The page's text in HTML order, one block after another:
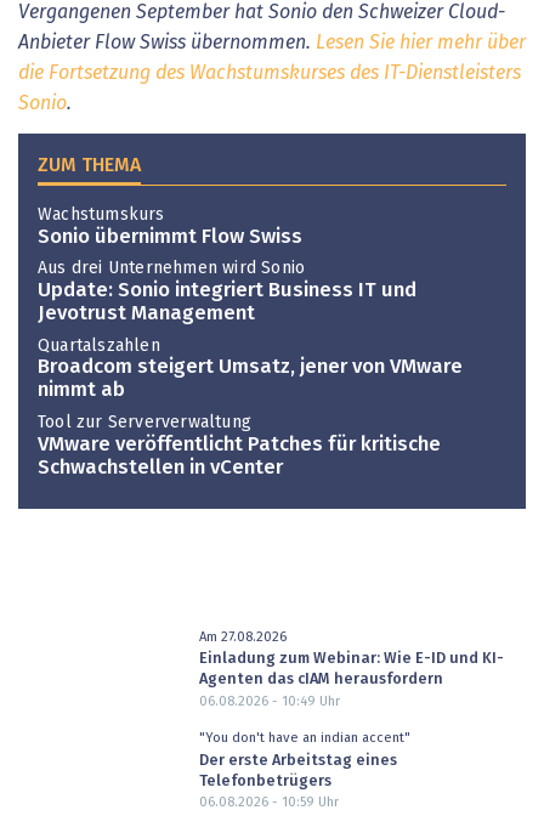
Vergangenen September hat Sonio den Schweizer Cloud-
Anbieter Flow Swiss übernommen. Lesen Sie hier mehr über
die Fortsetzung des Wachstumskurses des IT-Dienstleisters
Sonio.
ZUM THEMA
Wachstumskurs
Sonio übernimmt Flow Swiss
Aus drei Unternehmen wird Sonio
Update: Sonio integriert Business IT und
Jevotrust Management
Quartalszahlen
Broadcom steigert Umsatz, jener von VMware
nimmt ab
Tool zur Serververwaltung
VMware veröffentlicht Patches für kritische
Schwachstellen in vCenter
Am 27.08.2026
Einladung zum Webinar: Wie E-ID und KI-
Agenten das cIAM herausfordern
06.08.2026 - 10:49 Uhr
"You don't have an indian accent"
Der erste Arbeitstag eines
Telefonbetrügers
06.08.2026 - 10:59 Uhr